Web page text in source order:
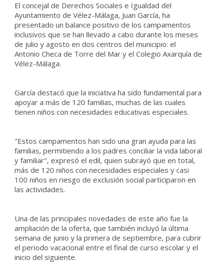
El concejal de Derechos Sociales e Igualdad del
Ayuntamiento de Vélez-Málaga, Juan García, ha
presentado un balance positivo de los campamentos
inclusivos que se han llevado a cabo durante los meses
de julio y agosto en dos centros del municipio: el
Antonio Checa de Torre del Mar y el Colegio Axarquía de
Vélez-Málaga.
García destacó que la iniciativa ha sido fundamental para
apoyar a más de 120 familias, muchas de las cuales
tienen niños con necesidades educativas especiales.
"Estos campamentos han sido una gran ayuda para las
familias, permitiendo a los padres conciliar la vida laboral
y familiar", expresó el edil, quien subrayó que en total,
más de 120 niños con necesidades especiales y casi
100 niños en riesgo de exclusión social participaron en
las actividades.
Una de las principales novedades de este año fue la
ampliación de la oferta, que también incluyó la última
semana de junio y la primera de septiembre, para cubrir
el periodo vacacional entre el final de curso escolar y el
inicio del siguiente.